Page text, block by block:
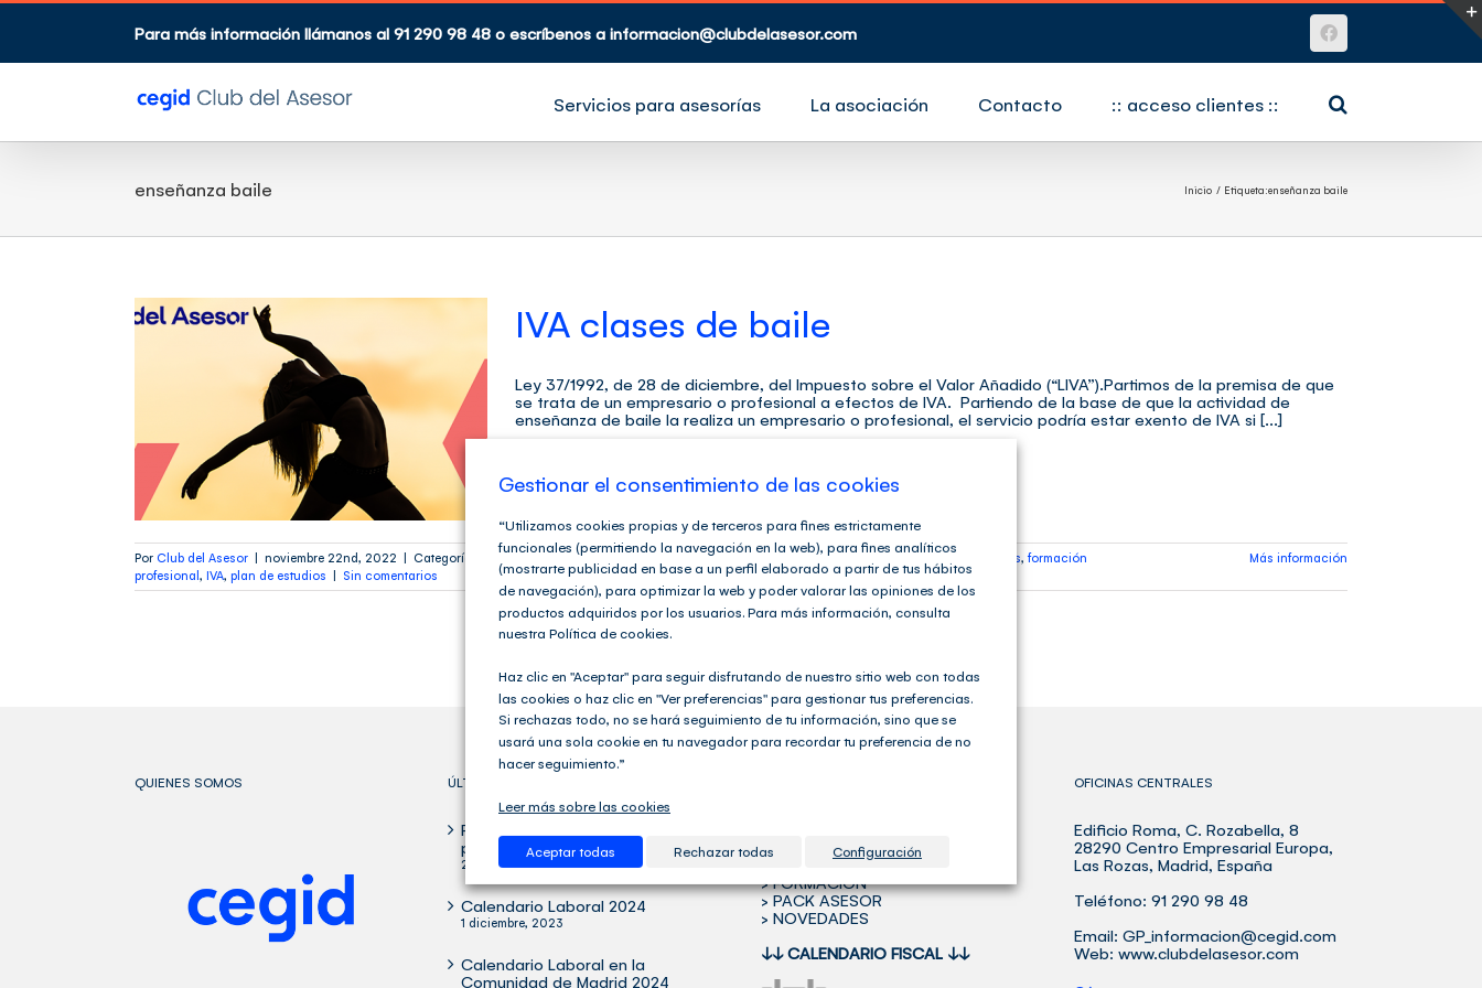
Saltar
Para más información llámanos al 91 290 98 48 o escríbenos a informacion@clubdelasesor.com Facebook
Servicios para asesorías La asociación Contacto :: acceso clientes ::
enseñanza baile Inicio Etiqueta:enseñanza baile
IVA clases de baile
Ley 37/1992, de 28 de diciembre, del Impuesto sobre el Valor Añadido (“LIVA”).Partimos de la premisa de que
se trata de un empresario o profesional a efectos de IVA. Partiendo de la base de que la actividad de
enseñanza de baile la realiza un empresario o profesional, el servicio podría estar exento de IVA si [...]
Por Club del Asesor | noviembre 22nd, 2022 | Categorías: Hacienda,Impuestos | Etiquetas:cultura,deporte,educación,enseñanza baile,exenciones, formación
profesional, IVA, plan de estudios | Sin comentarios
Más información
QUIENES SOMOS ÚLTIMOS ARTÍCULOS
Publicada la Orden Ministerial
para Verifactu
29 octubre, 2024
Calendario Laboral 2024
1 diciembre, 2023
Calendario Laboral en la
Comunidad de Madrid 2024
> SOFTWARE FISCAL-CONTABLE
> SOFTWARE NÓMINAS
> FORMACIÓN
> PACK ASESOR
> NOVEDADES
↓↓ CALENDARIO FISCAL ↓↓
OFICINAS CENTRALES
Edificio Roma, C. Rozabella, 8
28290 Centro Empresarial Europa,
Las Rozas, Madrid, España
Teléfono: 91 290 98 48
Email: GP_informacion@cegid.com
Web: www.clubdelasesor.com
Gestionar el consentimiento de las cookies
“Utilizamos cookies propias y de terceros para fines estrictamente
funcionales (permitiendo la navegación en la web), para fines analíticos
(mostrarte publicidad en base a un perfil elaborado a partir de tus hábitos
de navegación), para optimizar la web y poder valorar las opiniones de los
productos adquiridos por los usuarios. Para más información, consulta
nuestra Política de cookies.
Haz clic en "Aceptar" para seguir disfrutando de nuestro sitio web con todas
las cookies o haz clic en "Ver preferencias" para gestionar tus preferencias.
Si rechazas todo, no se hará seguimiento de tu información, sino que se
usará una sola cookie en tu navegador para recordar tu preferencia de no
hacer seguimiento.”
Leer más sobre las cookies
Aceptar todas Rechazar todas Configuración